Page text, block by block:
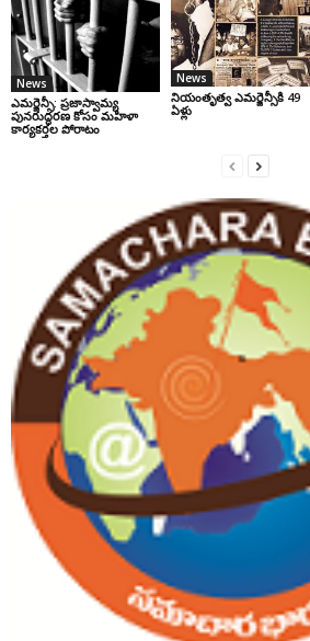
News
ఎమర్జెన్సీ: ప్రజాస్వామ్య
పునరుద్ధరణ కోసం మహిళా
కార్యకర్తల పోరాటం
News
నియంతృత్వ ఎమర్జెన్సీకి 49
ఏళ్లు